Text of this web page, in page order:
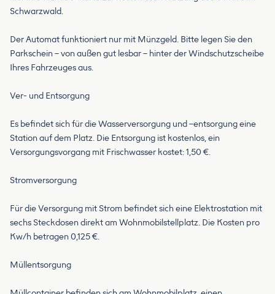
Schwarzwald.
Der Automat funktioniert nur mit Münzgeld. Bitte legen Sie den
Parkschein – von außen gut lesbar – hinter der Windschutzscheibe
Ihres Fahrzeuges aus.
Ver- und Entsorgung
Es befindet sich für die Wasserversorgung und –entsorgung eine
Station auf dem Platz. Die Entsorgung ist kostenlos, ein
Versorgungsvorgang mit Frischwasser kostet: 1,50 €.
Stromversorgung
Für die Versorgung mit Strom befindet sich eine Elektrostation mit
sechs Steckdosen direkt am Wohnmobilstellplatz. Die Kosten pro
Kw/h betragen 0,125 €.
Müllentsorgung